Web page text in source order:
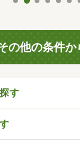
の他の条件か
す